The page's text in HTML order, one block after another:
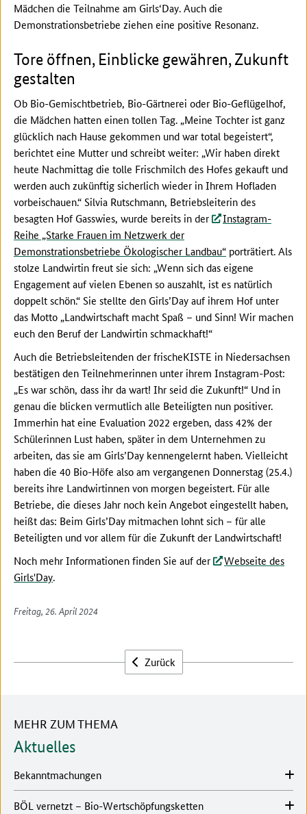
Mädchen die Teilnahme am Girls‘Day. Auch die
Demonstrationsbetriebe ziehen eine positive Resonanz.
Tore öffnen, Einblicke gewähren, Zukunft
gestalten
Ob Bio-Gemischtbetrieb, Bio-Gärtnerei oder Bio-Geflügelhof,
die Mädchen hatten einen tollen Tag. „Meine Tochter ist ganz
glücklich nach Hause gekommen und war total begeistert“,
berichtet eine Mutter und schreibt weiter: „Wir haben direkt
heute Nachmittag die tolle Frischmilch des Hofes gekauft und
werden auch zukünftig sicherlich wieder in Ihrem Hofladen
vorbeischauen.“ Silvia Rutschmann, Betriebsleiterin des
besagten Hof Gasswies, wurde bereits in der
Instagram-
Reihe „Starke Frauen im Netzwerk der
Demonstrationsbetriebe Ökologischer Landbau“ porträtiert. Als
stolze Landwirtin freut sie sich: „Wenn sich das eigene
Engagement auf vielen Ebenen so auszahlt, ist es natürlich
doppelt schön.“ Sie stellte den Girls’Day auf ihrem Hof unter
das Motto „Landwirtschaft macht Spaß – und Sinn! Wir machen
euch den Beruf der Landwirtin schmackhaft!“
Auch die Betriebsleitenden der frischeKISTE in Niedersachsen
bestätigen den Teilnehmerinnen unter ihrem Instagram-Post:
„Es war schön, dass ihr da wart! Ihr seid die Zukunft!“ Und in
genau die blicken vermutlich alle Beteiligten nun positiver.
Immerhin hat eine Evaluation 2022 ergeben, dass 42% der
Schülerinnen Lust haben, später in dem Unternehmen zu
arbeiten, das sie am Girls’Day kennengelernt haben. Vielleicht
haben die 40 Bio-Höfe also am vergangenen Donnerstag (25.4.)
bereits ihre Landwirtinnen von morgen begeistert. Für alle
Betriebe, die dieses Jahr noch kein Angebot eingestellt haben,
heißt das: Beim Girls’Day mitmachen lohnt sich – für alle
Beteiligten und vor allem für die Zukunft der Landwirtschaft!
Noch mehr Informationen finden Sie auf der
Webseite des
Girls'Day.
Freitag, 26. April 2024
Zurück
MEHR ZUM THEMA
Aktuelles
Bekanntmachungen
BÖL vernetzt – Bio-Wertschöpfungsketten